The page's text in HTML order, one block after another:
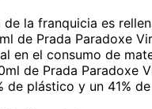
de la franquicia es
de Prada Paradoxe
en el consumo de
de Prada Paradoxe
de plástico y un 41%